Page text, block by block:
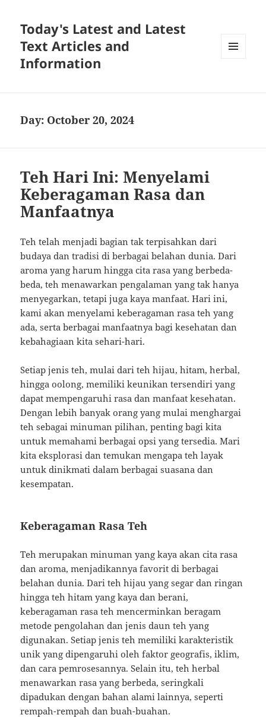
Today's Latest and Latest
Text Articles and
Information
Day: October 20, 2024
Teh Hari Ini: Menyelami
Keberagaman Rasa dan
Manfaatnya
Teh telah menjadi bagian tak terpisahkan dari
budaya dan tradisi di berbagai belahan dunia. Dari
aroma yang harum hingga cita rasa yang berbeda-
beda, teh menawarkan pengalaman yang tak hanya
menyegarkan, tetapi juga kaya manfaat. Hari ini,
kami akan menyelami keberagaman rasa teh yang
ada, serta berbagai manfaatnya bagi kesehatan dan
kebahagiaan kita sehari-hari.
Setiap jenis teh, mulai dari teh hijau, hitam, herbal,
hingga oolong, memiliki keunikan tersendiri yang
dapat mempengaruhi rasa dan manfaat kesehatan.
Dengan lebih banyak orang yang mulai menghargai
teh sebagai minuman pilihan, penting bagi kita
untuk memahami berbagai opsi yang tersedia. Mari
kita eksplorasi dan temukan mengapa teh layak
untuk dinikmati dalam berbagai suasana dan
kesempatan.
Keberagaman Rasa Teh
Teh merupakan minuman yang kaya akan cita rasa
dan aroma, menjadikannya favorit di berbagai
belahan dunia. Dari teh hijau yang segar dan ringan
hingga teh hitam yang kaya dan berani,
keberagaman rasa teh mencerminkan beragam
metode pengolahan dan jenis daun teh yang
digunakan. Setiap jenis teh memiliki karakteristik
unik yang dipengaruhi oleh faktor geografis, iklim,
dan cara pemrosesannya. Selain itu, teh herbal
menawarkan rasa yang berbeda, seringkali
dipadukan dengan bahan alami lainnya, seperti
rempah-rempah dan buah-buahan.